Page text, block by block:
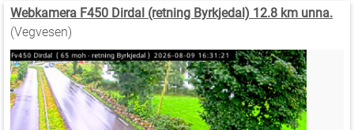
Webkamera F450 Dirdal (retning Byrkjedal) 12.8 km unna.
(Vegvesen)